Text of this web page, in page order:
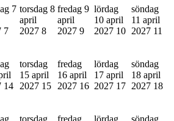
7
7
torsdag 8
april
2027 8
fredag 9
april
2027 9
lördag
10 april
2027 10
söndag
11 april
2027 11
14
torsdag
15 april
2027 15
fredag
16 april
2027 16
lördag
17 april
2027 17
söndag
18 april
2027 18
torsdag
fredag
lördag
söndag